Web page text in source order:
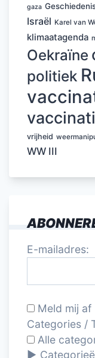
gaza
Israël Karel van
klimaatagenda
Oekraïne
politiek
vrijheid
WW III
E-mailadres:
Meld mij af
Categories /
Alle